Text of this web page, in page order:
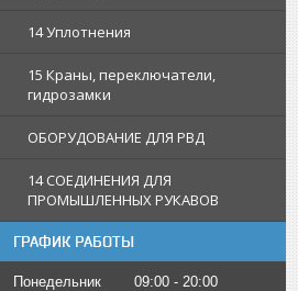
14 Уплотнения
15 Краны, переключатели,
гидрозамки
ОБОРУДОВАНИЕ ДЛЯ РВД
14 СОЕДИНЕНИЯ ДЛЯ
ПРОМЫШЛЕННЫХ РУКАВОВ
ГРАФИК РАБОТЫ
Понедельник 09:00
20:00